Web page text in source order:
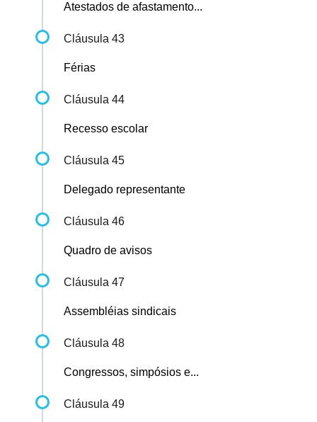
Atestados de afastamento...
Cláusula 43
Férias
Cláusula 44
Recesso escolar
Cláusula 45
Delegado representante
Cláusula 46
Quadro de avisos
Cláusula 47
Assembléias sindicais
Cláusula 48
Congressos, simpósios e...
Cláusula 49